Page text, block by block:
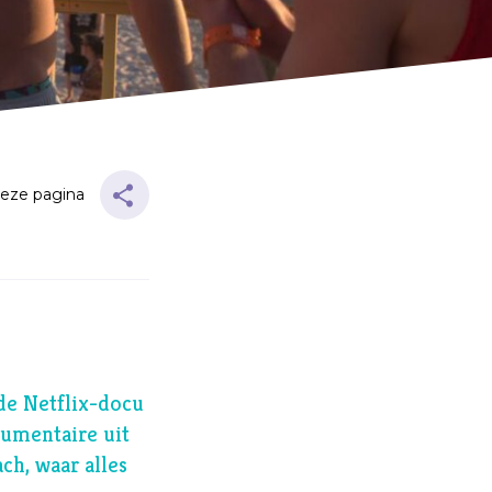
Twijfel
V
Verbond
Verdriet
Verleiding
Vragen
Vreugde
pagina
Netflix-docu
uit
waar alles